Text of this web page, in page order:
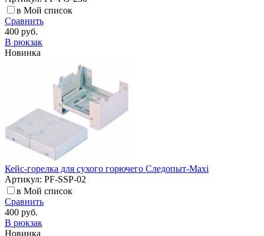
в Мой список
Сравнить
400 руб.
В рюкзак
Новинка
Кейс-горелка для сухого горючего Следопыт-Maxi
Артикул: PF-SSP-02
в Мой список
Сравнить
400 руб.
В рюкзак
Новинка